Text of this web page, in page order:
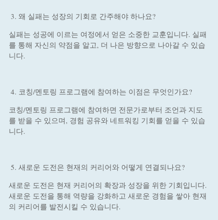
왜 실패는 성장의 기회로 간주해야 하나요?
실패는 성공에 이르는 여정에서 얻은 소중한 교훈입니다. 실패
를 통해 자신의 약점을 알고, 더 나은 방향으로 나아갈 수 있습
니다.
코칭/멘토링 프로그램에 참여하는 이점은 무엇인가요?
코칭/멘토링 프로그램에 참여하면 전문가로부터 조언과 지도
를 받을 수 있으며, 경험 공유와 네트워킹 기회를 얻을 수 있습
니다.
새로운 도전은 현재의 커리어와 어떻게 연결되나요?
새로운 도전은 현재 커리어의 확장과 성장을 위한 기회입니다.
새로운 도전을 통해 역량을 강화하고 새로운 경험을 쌓아 현재
의 커리어를 발전시킬 수 있습니다.